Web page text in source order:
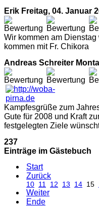
Erik Freitag, 04. Januar
Wir kommen am
kommen mit Fr. Chikora
Andreas Schreiter
Kampfesgrüße zum
Gute für 2008 und Kraft
festgelegten Ziele
237
Einträge im Gästebuch
Start
Zurück
10 11 12 13 14 15
Weiter
Ende